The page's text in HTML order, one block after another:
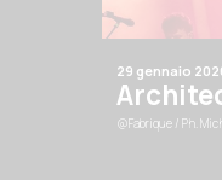
29 gennaio
@Fabrique / Ph.